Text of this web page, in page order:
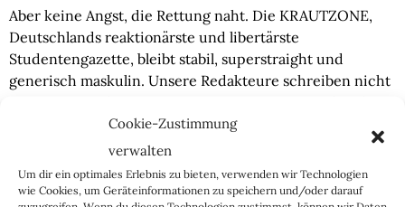
Cookie-Zustimmung
verwalten
Um dir ein optimales Erlebnis zu bieten, verwenden wir Technologien
wie Cookies, um Geräteinformationen zu speichern und/oder darauf
Aber keine Angst, die Rettung naht. Die KRAUTZONE,
Deutschlands reaktionärste und libertärste
Studentengazette, bleibt stabil, superstraight und
generisch maskulin. Unsere Redakteure schreiben nicht
gegendert, höchstens gerendert, aber dazu dann mehr
am Wochenende (Noch nicht in der Telegram-Gruppe?
Rein, aber zackig!).